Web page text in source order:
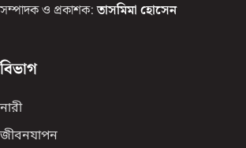
সম্পাদক ও প্রকাশক: তাসমিমা হোসেন
বিভাগ
নারী
জীবনযাপন